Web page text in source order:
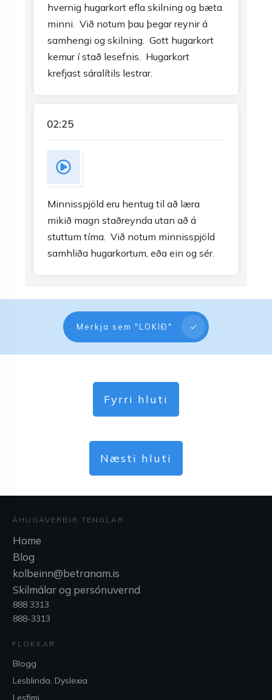
hvernig hugarkort efla skilning og bæta
minni. Við notum þau þegar reynir á
samhengi og skilning. Gott hugarkort
kemur í stað lesefnis. Hugarkort
krefjast sáralítils lestrar.
02:25
Minnisspjöld eru hentug til að læra
mikið magn staðreynda utan að á
stuttum tíma. Við notum minnisspjöld
samhliða hugarkortum, eða ein og sér.
Merkja sem "LOKIÐ"
Fyrri hluti
Næsti hluti
ÁHUGAVERÐIR TENGLAR
Home
Blog
kolbeinn@betranam.is
Skilmálar og persónuvernd
888 3313
888-3313
FLOKKAR
Blogg
Lesblinda, Dyslexia
Lesfimi